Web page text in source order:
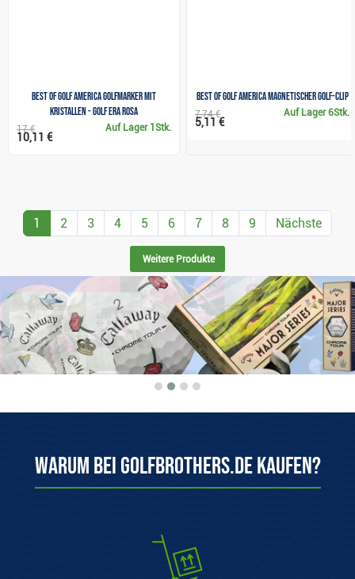
Best of Golf America Golfmarker mit
Kristallen - Golf Era Rosa
Auf Lager 1Stk.
17 €
10,11 €
Best of Golf America magnetischer Golf-Clip
Auf Lager6Stk.
7,74 €
5,11 €
1 2 3 4 5 6 7 8 9 Nächste
Weitere Produkte
Warum bei Golfbrothers.de kaufen?